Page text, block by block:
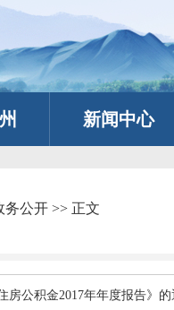
新闻中心
务公开>> 正文
房公积金2017年年度报告》的